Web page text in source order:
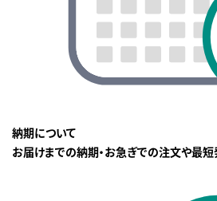
納期について
お届けまでの納期・お急ぎでの注文や最